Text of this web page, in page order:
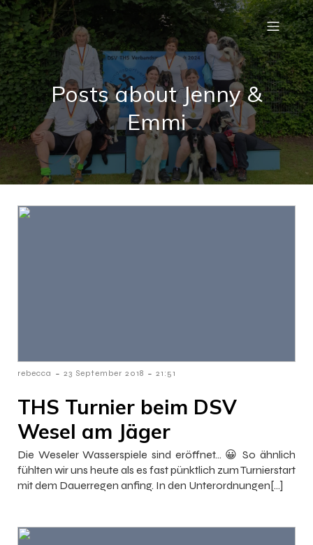
Posts about Jenny &
Emmi
rebecca - 23 September 2018 - 21:51
THS Turnier beim DSV
Wesel am Jäger
Die Weseler Wasserspiele sind eröffnet… 😀 So ähnlich
fühlten wir uns heute als es fast pünktlich zum Turnierstart
mit dem Dauerregen anfing. In den Unterordnungen[…]